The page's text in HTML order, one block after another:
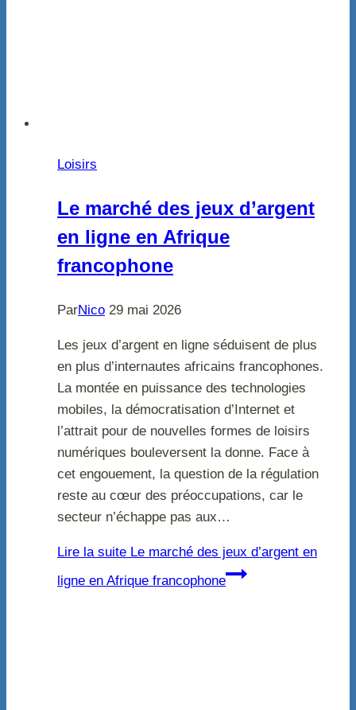
Loisirs
Le marché des jeux d’argent
en ligne en Afrique
francophone
ParNico 29 mai 2026
Les jeux d’argent en ligne séduisent de plus
en plus d’internautes africains francophones.
La montée en puissance des technologies
mobiles, la démocratisation d’Internet et
l’attrait pour de nouvelles formes de loisirs
numériques bouleversent la donne. Face à
cet engouement, la question de la régulation
reste au cœur des préoccupations, car le
secteur n’échappe pas aux…
Lire la suite Le marché des jeux d’argent en
ligne en Afrique francophone